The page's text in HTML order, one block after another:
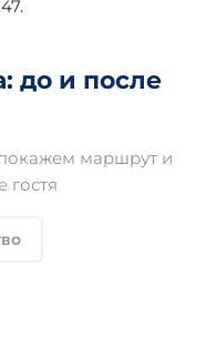
до и после
маршрут и
гостя